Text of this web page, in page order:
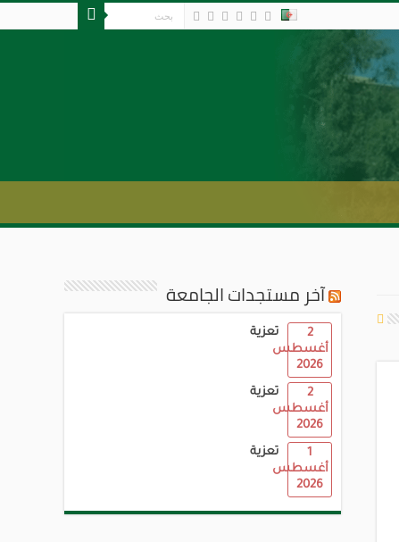
آخر مستجدات الجامعة
تعزية
2
أغسطس
2026
تعزية
2
أغسطس
2026
تعزية
1
أغسطس
2026